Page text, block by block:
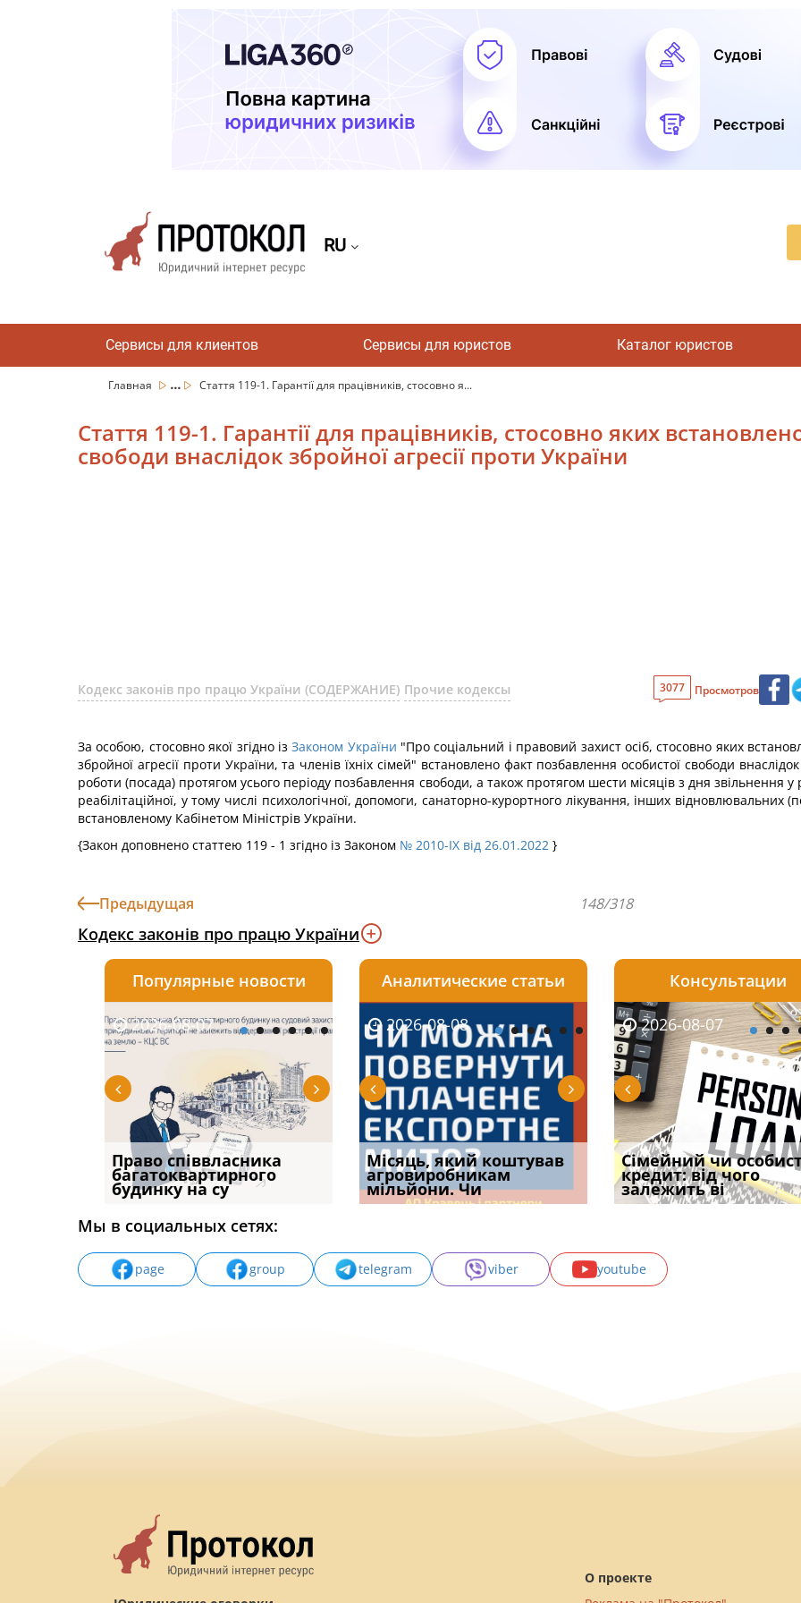
RU
Сервисы для клиентов Сервисы для юристов Каталог юристов
Главная ... Стаття 119-1. Гарантії для працівників, стосовно я...
Стаття 119-1. Гарантії для працівників, стосовно яких
свободи внаслідок збройної агресії проти України
Кодекс законів про працю України (СОДЕРЖАНИЕ) Прочие кодексы 3077 Просмотров
За особою, стосовно якої згідно ізЗаконом України "Про соціальний і правовий захист осіб, стосовно яких
збройної агресії проти України, та членів їхніх сімей" встановлено факт позбавлення особистої свободи
роботи (посада) протягом усього періоду позбавлення свободи, а також протягом шести місяців з дня звільнення
реабілітаційної, у тому числі психологічної, допомоги, санаторно-курортного лікування, інших відновлювальних
встановленому Кабінетом Міністрів України.
{Закон доповнено статтею 119 - 1 згідно із Законом № 2010-IX від 26.01.2022 }
Предыдущая 148/318
Кодекс законів про працю України
Популярные новости
2026-08-07
Право співвласника
багатоквартирного
будинку на су
2026-08-06
Якщо суд встановив для
відшкодування шкоди
наявніс
2026-08-06
Документи, на яких не
проставляється
апостиль: пер
Аналитические статьи
2026-08-03
ФУНДАМЕНТАЛЬНА
ПРОБЛЕМА «СУДОВОЇ
ПРАКТИКИ», АБО ПР
2026-08-08
Місяць, який коштував
агровиробникам
мільйони. Чи
2026-08-07
Огляд практики ВС від
Ростислава Кравця, що
опублі
Консультации
2026-08-05
Чи потрібна ФОП
печатка у 2026 році:
правила засто
2026-08-07
Сімейний чи
кредит: від чого
залежить ві
2026-07-30
Восьмий ААС
підтвердив, що
може скас
Мы в социальных сетях:
page group telegram viber youtube
О проекте